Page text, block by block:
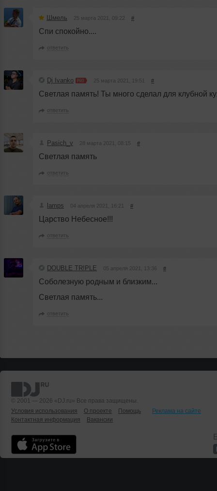
Шмель 25 марта 2021, 09:22 #
Спи спокойно....
ответить
Dj Ivanko 25 марта 2021, 19:51 #
Светлая память! Ты много сделал для клубной
ответить
Pasich_v 28 марта 2021, 08:15 #
Светлая память
ответить
lamps 04 апреля 2021, 16:21 #
Царство Небесное!!!
ответить
DOUBLE TR!PLE 05 апреля 2021, 13:36 #
Соболезную родным и близким...
Светлая память...
ответить
© 2001 — 2026 «DJ.ru» Все права защищены.
Условия использования
О проекте Помощь
Реклама на сайте
Контактная информация
Вакансии